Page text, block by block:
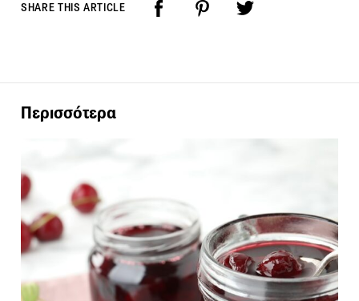
SHARE THIS ARTICLE
Περισσότερα